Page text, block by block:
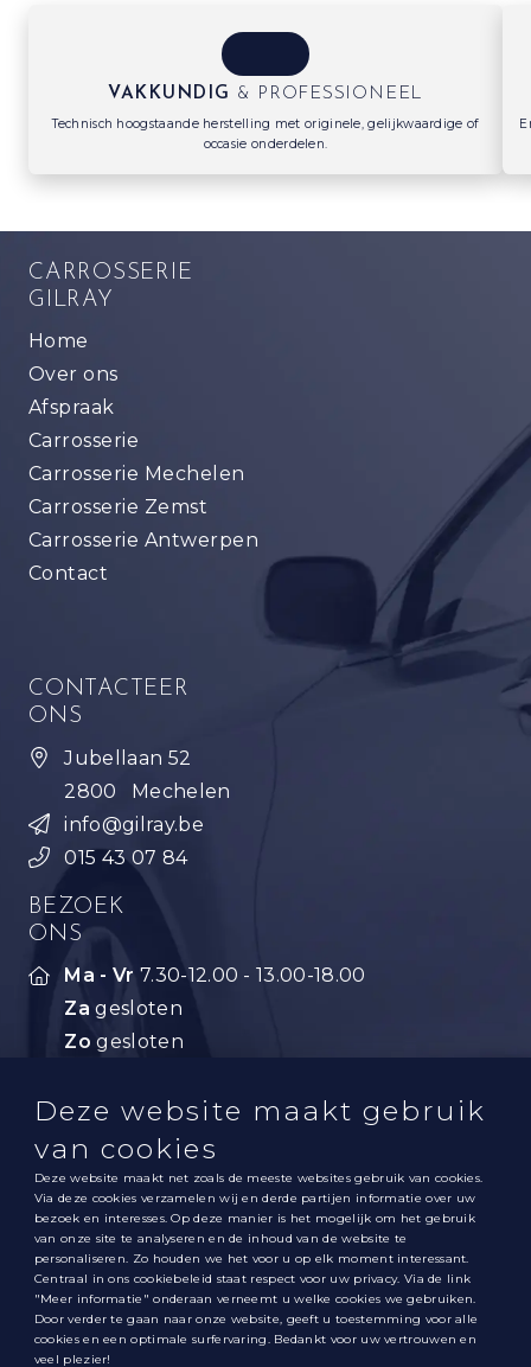
VAKKUNDIG & PROFESSIONEEL
Technisch hoogstaande herstelling met originele, gelijkwaardige of
occasie onderdelen.
CARROSSERIE
GILRAY
Home
Over ons
Afspraak
Carrosserie
Carrosserie Mechelen
Carrosserie Zemst
Carrosserie Antwerpen
Contact
CONTACTEER
ONS
Jubellaan 52
2800
Mechelen
info@gilray.be
015 43 07 84
BEZOEK
ONS
Ma - Vr 7.30-12.00 - 13.00-18.00
Za gesloten
Zo gesloten
COOKIEVERKLARING
SOCIALE
MEDIA
2026 Carrosserie Gilray I Alle rechten voorbehouden
Privacybeleid I Sitemap I Site Pluss
Deze website maakt gebruik
van cookies
Deze website maakt net zoals de meeste websites gebruik van cookies.
Via deze cookies verzamelen wij en derde partijen informatie over uw
bezoek en interesses. Op deze manier is het mogelijk om het gebruik
van onze site te analyseren en de inhoud van de website te
personaliseren. Zo houden we het voor u op elk moment interessant.
Centraal in ons cookiebeleid staat respect voor uw privacy. Via de link
"Meer informatie" onderaan verneemt u welke cookies we gebruiken.
Door verder te gaan naar onze website, geeft u toestemming voor alle
cookies en een optimale surfervaring. Bedankt voor uw vertrouwen en
veel plezier!